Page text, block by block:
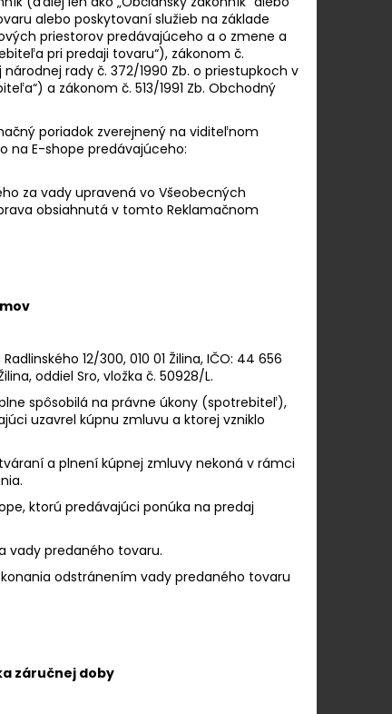
alebo poskytovaní služieb na základe
priestorov predávajúceho a o zmene a
pri predaji tovaru“), zákonom č.
rady č. 372/1990 Zb. o priestupkoch v
a zákonom č. 513/1991 Zb. Obchodný
poriadok zverejnený na viditeľnom
na E-shope predávajúceho:
za vady upravená vo Všeobecných
obsiahnutá v tomto Reklamačnom
12/300, 010 01 Žilina, IČO: 44 656
oddiel Sro, vložka č. 50928/L.
spôsobilá na právne úkony (spotrebiteľ),
uzavrel kúpnu zmluvu a ktorej vzniklo
a plnení kúpnej zmluvy nekoná v rámci
ktorú predávajúci ponúka na predaj
vady predaného tovaru.
odstránením vady predaného tovaru
záručnej doby
GRIGIO ROSÉ